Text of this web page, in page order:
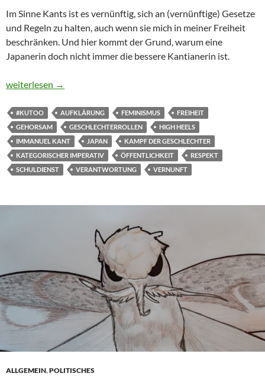
Im Sinne Kants ist es vernünftig, sich an (vernünftige) Gesetze
und Regeln zu halten, auch wenn sie mich in meiner Freiheit
beschränken. Und hier kommt der Grund, warum eine
Japanerin doch nicht immer die bessere Kantianerin ist.
Warum Japaner*innen nicht immer die besseren
weiterlesen →
#KUTOO AUFKLÄRUNG FEMINISMUS
FREIHEIT
GEHORSAM
GESCHLECHTERROLLEN
HIGH HEELS
IMMANUEL KANT
JAPAN
KAMPF DER GESCHLECHTER
KATEGORISCHER IMPERATIV
ÖFFENTLICHKEIT
RESPEKT
SCHULDIENST
VERANTWORTUNG VERNUNFT
ALLGEMEIN,POLITISCHES